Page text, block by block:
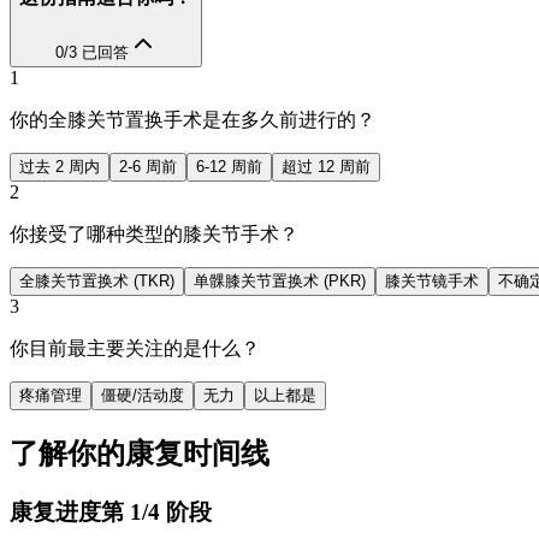
0/3已回答
1
你的全膝关节置换手术是在多久前进行的？
过去 2 周内 2-6 周前 6-12 周前 超过 12 周前
2
你接受了哪种类型的膝关节手术？
全膝关节置换术 (TKR) 单髁膝关节置换术 (PKR) 膝关节镜手术 不确
3
你目前最主要关注的是什么？
疼痛管理 僵硬/活动度 无力 以上都是
了解你的康复时间线
康复进度第 1/4 阶段